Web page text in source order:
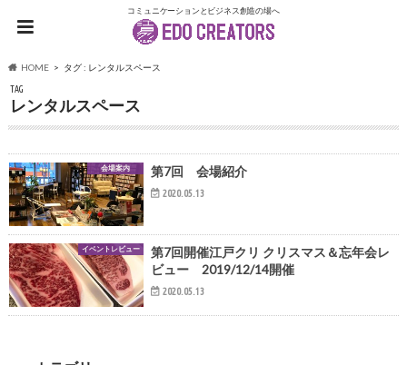
コミュニケーションとビジネス創造の場へ
HOME タグ : レンタルスペース
TAG
レンタルスペース
会場案内 第7回 会場紹介
2020.05.13
イベントレビュー
第7回開催江戸クリ クリスマス＆忘年会レ
ビュー 2019/12/14開催
2020.05.13